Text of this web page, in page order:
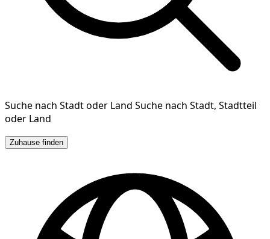
Suche nach Stadt oder Land Suche nach Stadt, Stadtteil
oder Land
Zuhause finden